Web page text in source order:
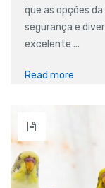
que as opções
segurança e
excelente ...
Read more